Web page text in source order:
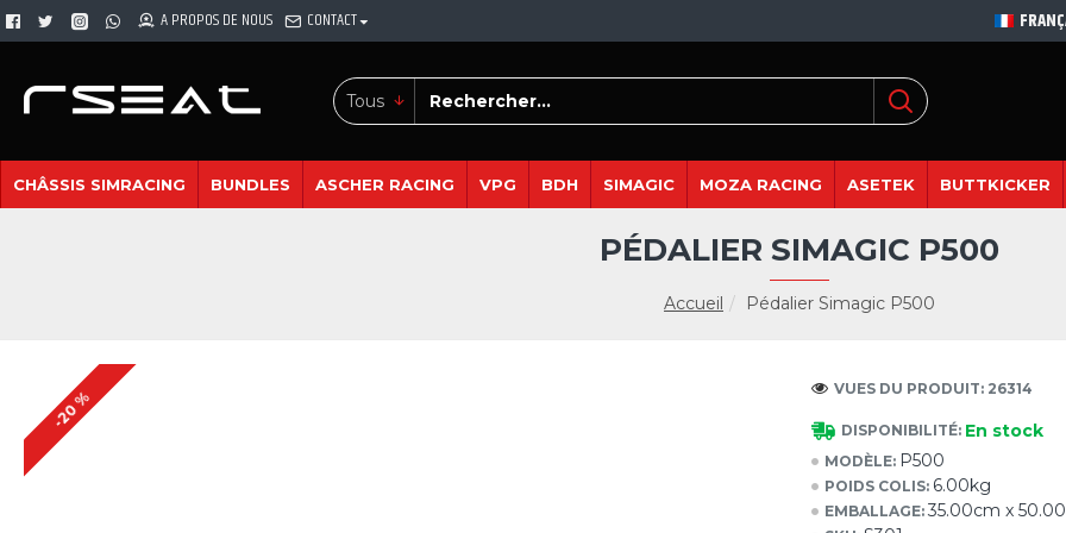
A PROPOS DE NOUS CONTACT
Tous
CHÂSSIS SIMRACING BUNDLES ASCHER RACING VPG BDH SIMAGIC MOZA RACING ASETEK BUTTKICKER
Accueil Pédalier Simagic P500
PÉDALIER SIMAGIC P500
-20 % DISPONIBILITÉ: En stock
MODÈLE: P500
POIDS COLIS: 6.00kg
EMBALLAGE: 35.00cm x
VUES DU PRODUIT: 26314